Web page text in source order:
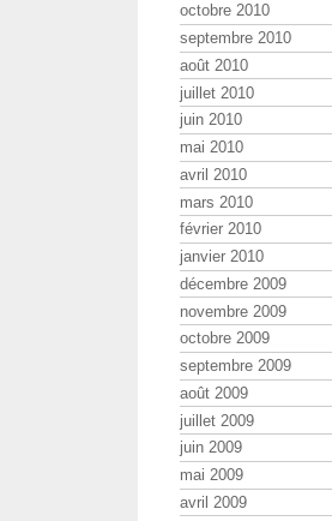
octobre 2010
septembre 2010
août 2010
juillet 2010
juin 2010
mai 2010
avril 2010
mars 2010
février 2010
janvier 2010
décembre 2009
novembre 2009
octobre 2009
septembre 2009
août 2009
juillet 2009
juin 2009
mai 2009
avril 2009